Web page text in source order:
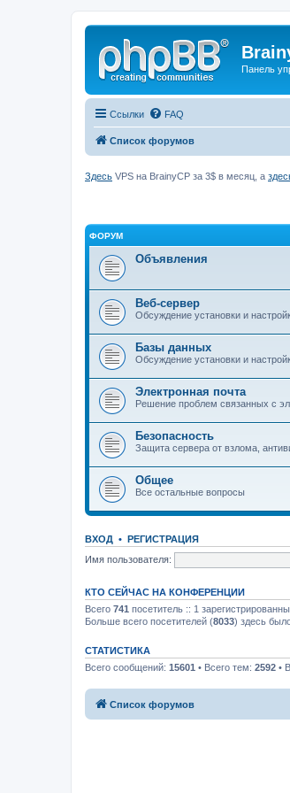
Панель
Ссылки FAQ
Список форумов
Здесь VPS на BrainyCP за 3$ в месяц, а
ФОРУМ
Объявления
Веб-сервер
Обсуждение установки и
Базы данных
Обсуждение установки и
Электронная почта
Решение проблем связанных с
Безопасность
Защита сервера от взлома,
Общее
Все остальные вопросы
ВХОД • РЕГИСТРАЦИЯ
Имя пользователя:
КТО СЕЙЧАС НА КОНФЕРЕНЦИИ
Всего 741 посетитель :: 1
Больше всего посетителей (8033) здесь
СТАТИСТИКА
Всего сообщений: 15601 • Всего тем: 2592 •
Список форумов